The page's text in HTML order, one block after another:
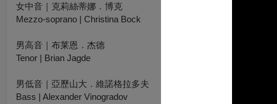
女中音｜克莉絲蒂娜．博克
Mezzo-soprano | Christina Bock
男高音｜布莱恩．杰德
Tenor | Brian Jagde
男低音｜亞歷山大．維諾格拉多夫
Bass | Alexander Vinogradov